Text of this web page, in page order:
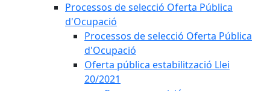
Processos de selecció Oferta Pública
d'Ocupació
Processos de selecció Oferta Pública
d'Ocupació
Oferta pública estabilització Llei
20/2021